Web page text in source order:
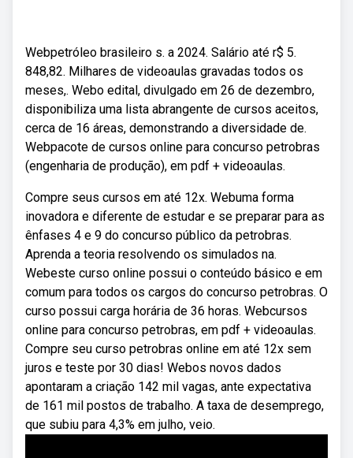
Webpetróleo brasileiro s. a 2024. Salário até r$ 5.
848,82. Milhares de videoaulas gravadas todos os
meses,. Webo edital, divulgado em 26 de dezembro,
disponibiliza uma lista abrangente de cursos aceitos,
cerca de 16 áreas, demonstrando a diversidade de.
Webpacote de cursos online para concurso petrobras
(engenharia de produção), em pdf + videoaulas.
Compre seus cursos em até 12x. Webuma forma
inovadora e diferente de estudar e se preparar para as
ênfases 4 e 9 do concurso público da petrobras.
Aprenda a teoria resolvendo os simulados na.
Webeste curso online possui o conteúdo básico e em
comum para todos os cargos do concurso petrobras. O
curso possui carga horária de 36 horas. Webcursos
online para concurso petrobras, em pdf + videoaulas.
Compre seu curso petrobras online em até 12x sem
juros e teste por 30 dias! Webos novos dados
apontaram a criação 142 mil vagas, ante expectativa
de 161 mil postos de trabalho. A taxa de desemprego,
que subiu para 4,3% em julho, veio.